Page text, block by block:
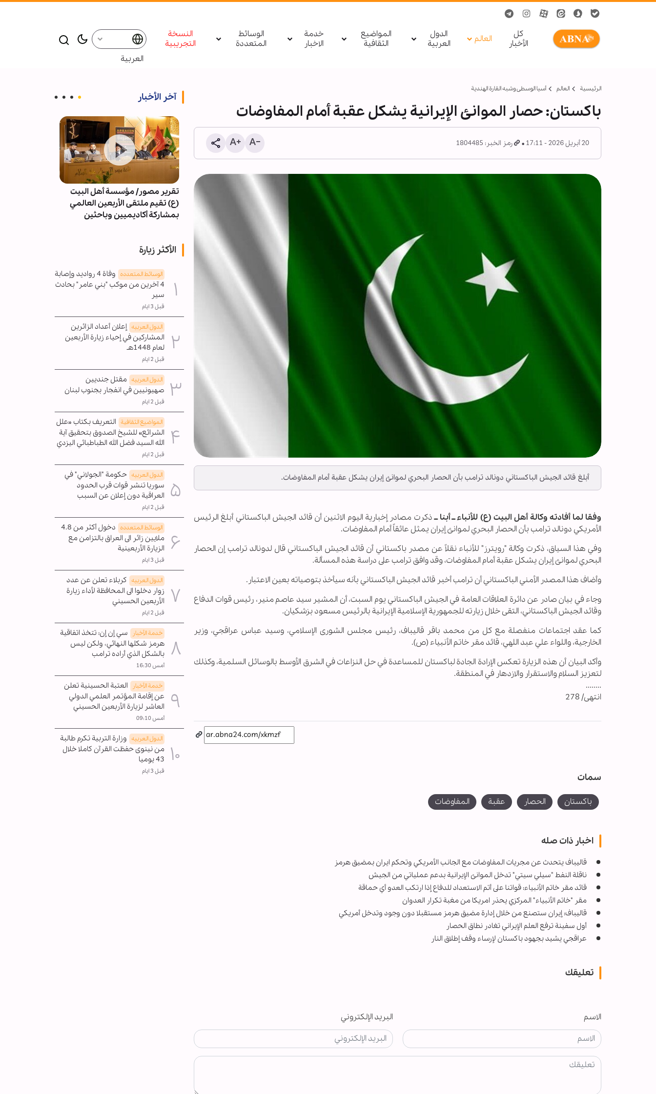
کل
الأخبار
العالم
الدول
العربیة
المواضيع
الثقافية
خدمة
الاخبار
الوسائط
المتعددة
النسخة
التجريبية
العربية
الرئيسية العالم أسیا الوسطی وشبه القارة الهندية
باكستان: حصار الموانئ الإيرانية يشكل عقبة أمام المفاوضات
20 أبريل 2026 - 17:11 رمز الخبر: 1804485
أبلغ قائد الجيش الباكستاني دونالد ترامب بأن الحصار البحري لموانئ إيران يشكل عقبة أمام المفاوضات.
وفقا لما أفادته وكالة أهل البيت (ع) للأنباء ــ أبنا ــذكرت مصادر إخبارية اليوم الاثنين أن قائد الجيش الباكستاني أبلغ الرئيس
الأمريكي دونالد ترامب بأن الحصار البحري لموانئ إيران يمثل عائقاً أمام المفاوضات.
وفي هذا السياق، ذكرت وكالة "رويترز" للأنباء نقلاً عن مصدر باكستاني أن قائد الجيش الباكستاني قال لدونالد ترامب إن الحصار
البحري لموانئ إيران يشكل عقبة أمام المفاوضات، وقد وافق ترامب على دراسة هذه المسألة.
وأضاف هذا المصدر الأمني الباكستاني أن ترامب أخبر قائد الجيش الباكستاني بأنه سيأخذ بتوصياته بعين الاعتبار.
وجاء في بيان صادر عن دائرة العلاقات العامة في الجيش الباكستاني يوم السبت، أن المشير سيد عاصم منير، رئيس قوات الدفاع
وقائد الجيش الباكستاني، التقى خلال زيارته للجمهورية الإسلامية الإيرانية بالرئيس مسعود بزشكيان.
كما عقد اجتماعات منفصلة مع كل من محمد باقر قاليباف، رئيس مجلس الشورى الإسلامي، وسيد عباس عراقجي، وزير
الخارجية، واللواء علي عبد اللهي، قائد مقر خاتم الأنبياء (ص).
وأكد البيان أن هذه الزيارة تعكس الإرادة الجادة لباكستان للمساعدة في حل النزاعات في الشرق الأوسط بالوسائل السلمية، وكذلك
لتعزيز السلام والاستقرار والازدهار في المنطقة.
........
انتهى/ 278
سمات
باكستان الحصار عقبة المفاوضات
اخبار ذات صله
قاليباف يتحدث عن مجريات المفاوضات مع الجانب الأمريكي وتحكم ايران بمضيق هرمز
ناقلة النفط "سيلي سيتي" تدخل الموانئ الإيرانية بدعم عملياتي من الجيش
قائد مقر خاتم الأنبياء: قواتنا على أتم الاستعداد للدفاع إذا ارتكب العدو أي حماقة
مقر "خاتم الأنبياء" المركزي يحذر امريكا من مغبة تكرار العدوان
قاليباف: إيران ستصنع من خلال إدارة مضيق هرمز مستقبلا دون وجود وتدخل أمريكي
أول سفينة ترفع العلم الإيراني تغادر نطاق الحصار
عراقجي يشيد بجهود باكستان لإرساء وقف إطلاق النار
تعليقك
الاسم البريد الإلكتروني
آخر الأخبار
تقرير مصور/ مؤسسة أهل البيت
(ع) تقيم ملتقى الأربعين العالمي
بمشاركة أكاديميين وباحثين
الأكثر زيارة
الوسائط المتعدده
وفاة 4 رواديد وإصابة
4 آخرين من موكب "بني عامر" بحادث
سير
قبل 3 ايام
الدول العربیه إعلان أعداد الزائرين
المشاركين في إحياء زيارة الأربعين
لعام 1448هـ
قبل 2 ايام
الدول العربیه مقتل جنديين
صهيونيين في انفجار بجنوب لبنان
قبل 2 ايام
المواضیع الثقافية التعريف بكتاب «علل
الشرائع» للشيخ الصدوق بتحقيق آية
الله السيد فضل الله الطباطبائي اليزدي
قبل 2 ايام
الدول العربیه حكومة "الجولاني" في
سوريا تنشر قوات قرب الحدود
العراقية دون إعلان عن السبب
قبل 2 ايام
الوسائط المتعدده
دخول أكثر من 4.8
ملايين زائر الى العراق بالتزامن مع
الزيارة الأربعينية
قبل 3 ايام
الدول العربیه كربلاء تعلن عن عدد
زوار دخلوا الى المحافظة لأداء زيارة
الأربعين الحسيني
قبل 2 ايام
خدمة الأخبار
سي إن إن: تتخذ اتفاقية
هرمز شكلها النهائي، ولكن ليس
بالشكل الذي أراده ترامب
أمس 16:30
خدمة الأخبار
العتبة الحسينية تعلن
عن إقامة المؤتمر العلمي الدولي
العاشر لزيارة الأربعين الحسيني
أمس 09:10
الدول العربیه وزارة التربية تكرم طالبة
من نينوى حفظت القرآن كاملا خلال
43 يوميا
قبل 3 ايام